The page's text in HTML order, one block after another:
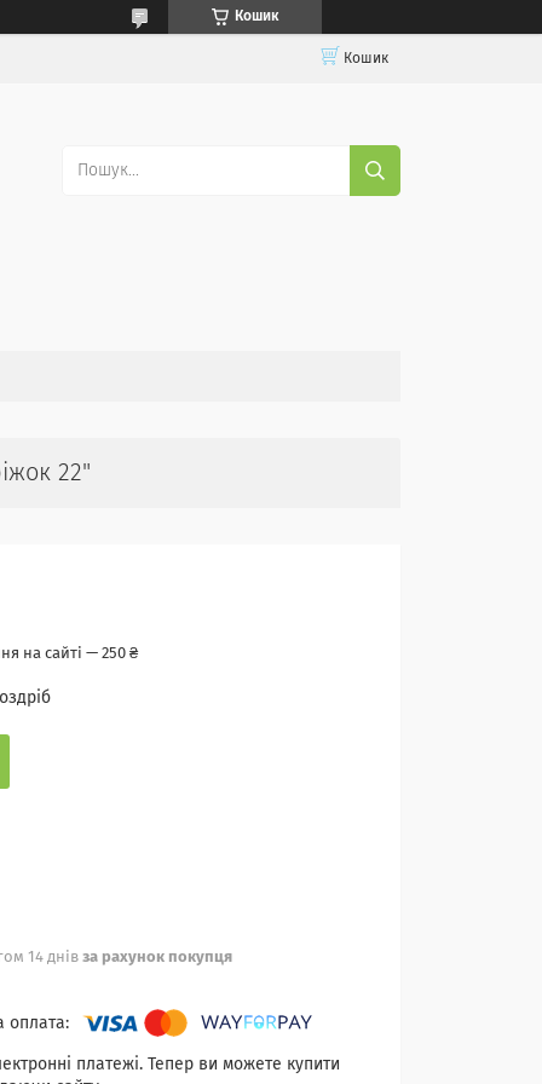
Кошик
Кошик
22"
на сайті — 250 ₴
14 днів за рахунок покупця
платежі. Тепер ви можете купити